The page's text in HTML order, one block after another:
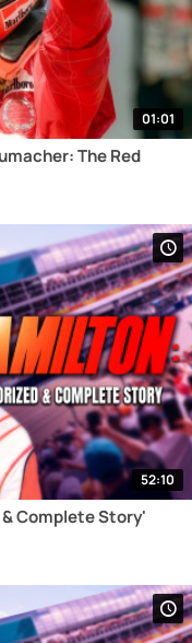
01:01
The Red
52:10
Complete Story'